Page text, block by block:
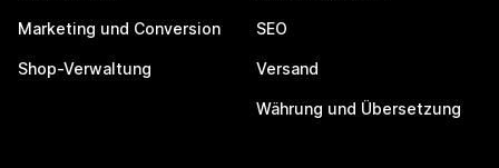
Marketing und Conversion
Shop-Verwaltung
SEO
Versand
Währung und Übersetzung